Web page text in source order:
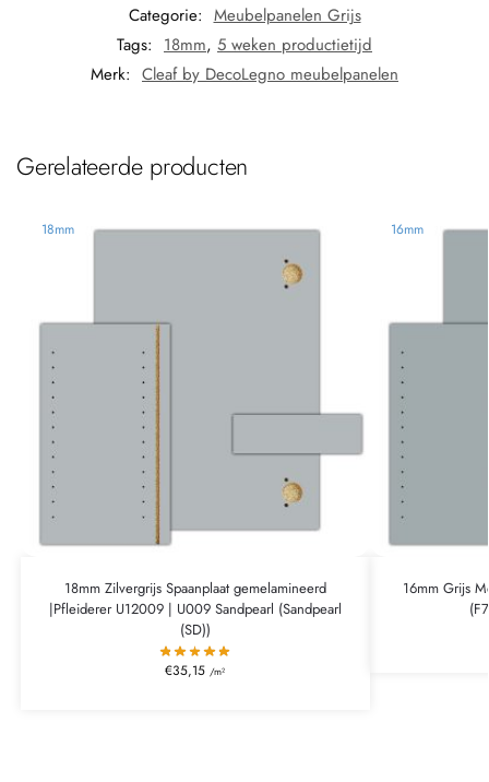
Categorie: Meubelpanelen Grijs
Tags: 18mm, 5 weken productietijd
Merk: Cleaf by DecoLegno meubelpanelen
Gerelateerde producten
18mm
18mm Zilvergrijs Spaanplaat gemelamineerd
|Pfleiderer U12009 | U009 Sandpearl (Sandpearl
(SD))
€35,15 /m²
16mm
16mm Grijs